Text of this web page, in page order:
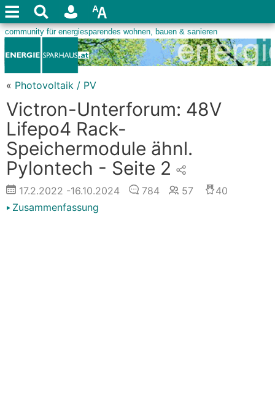
« Photovoltaik / PV
Victron-Unterforum: 48V
Lifepo4 Rack-
Speichermodule ähnl.
Pylontech - Seite 2
17.2.2022 -16.10.2024 784 57
40
Zusammenfassung